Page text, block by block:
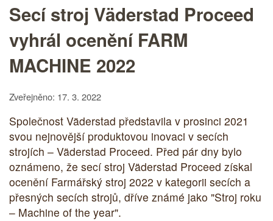
Secí stroj Väderstad Proceed
vyhrál ocenění FARM
MACHINE 2022
Zveřejněno: 17. 3. 2022
Společnost Väderstad představila v prosinci 2021
svou nejnovější produktovou inovaci v secích
strojích – Väderstad Proceed. Před pár dny bylo
oznámeno, že secí stroj Väderstad Proceed získal
ocenění Farmářský stroj 2022 v kategorii secích a
přesných secích strojů, dříve známé jako "Stroj roku
– Machine of the year".